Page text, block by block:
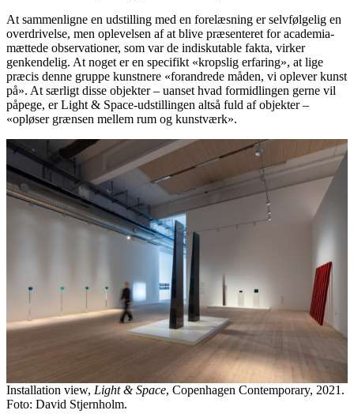
At sammenligne en udstilling med en forelæsning er selvfølgelig en
overdrivelse, men oplevelsen af at blive præsenteret for academia-
mættede observationer, som var de indiskutable fakta, virker
genkendelig. At noget er en specifikt «kropslig erfaring», at lige
præcis denne gruppe kunstnere «forandrede måden, vi oplever kunst
på». At særligt disse objekter – uanset hvad formidlingen gerne vil
påpege, er Light & Space-udstillingen altså fuld af objekter –
«opløser grænsen mellem rum og kunstværk».
Installation view, Light & Space, Copenhagen Contemporary, 2021.
Foto: David Stjernholm.